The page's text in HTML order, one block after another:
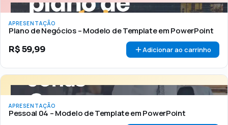
APRESENTAÇÃO
Plano de Negócios – Modelo de Template em PowerPoint
R$59,99 Adicionar ao carrinho
APRESENTAÇÃO
Pessoal 04 – Modelo de Template em PowerPoint